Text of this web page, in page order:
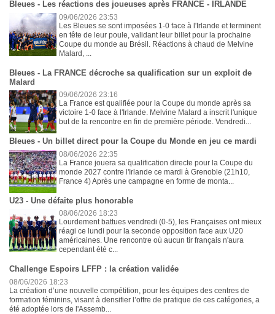
Bleues - Les réactions des joueuses après FRANCE - IRLANDE
09/06/2026 23:53
Les Bleues se sont imposées 1-0 face à l'Irlande et terminent
en tête de leur poule, validant leur billet pour la prochaine
Coupe du monde au Brésil. Réactions à chaud de Melvine
Malard, ...
Bleues - La FRANCE décroche sa qualification sur un exploit de
Malard
09/06/2026 23:16
La France est qualifiée pour la Coupe du monde après sa
victoire 1-0 face à l'Irlande. Melvine Malard a inscrit l'unique
but de la rencontre en fin de première période. Vendredi...
Bleues - Un billet direct pour la Coupe du Monde en jeu ce mardi
08/06/2026 22:35
La France jouera sa qualification directe pour la Coupe du
monde 2027 contre l'Irlande ce mardi à Grenoble (21h10,
France 4) Après une campagne en forme de monta...
U23 - Une défaite plus honorable
08/06/2026 18:23
Lourdement battues vendredi (0-5), les Françaises ont mieux
réagi ce lundi pour la seconde opposition face aux U20
américaines. Une rencontre où aucun tir français n'aura
cependant été c...
Challenge Espoirs LFFP : la création validée
08/06/2026 18:23
La création d’une nouvelle compétition, pour les équipes des centres de
formation féminins, visant à densifier l’offre de pratique de ces catégories, a
été adoptée lors de l'Assemb...